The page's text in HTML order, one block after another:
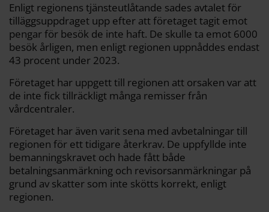
Enligt regionens tjänsteutlåtande sades avtalet för
tilläggsuppdraget upp efter att företaget tagit emot
pengar för besök de inte haft. De skulle ta emot 6000
besök årligen, men enligt regionen uppnåddes endast
43 procent under 2023.
Företaget har uppgett till regionen att orsaken var att
de inte fick tillräckligt många remisser från
vårdcentraler.
Företaget har även varit sena med avbetalningar till
regionen för ett tidigare återkrav. De uppfyllde inte
bemanningskravet och hade fått både
betalningsanmärkning och revisorsanmärkningar på
grund av skatter som inte skötts korrekt, enligt
regionen.